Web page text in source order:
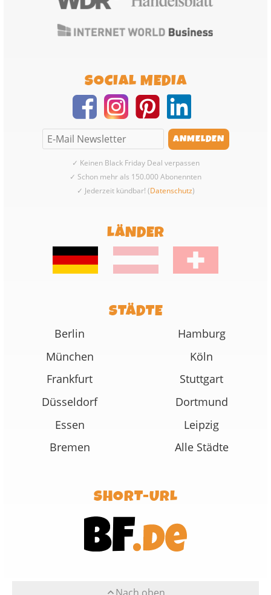
SOCIAL MEDIA
✓ Keinen Black Friday Deal verpassen
✓ Schon mehr als 150.000 Abonennten
✓ Jederzeit kündbar! (Datenschutz)
LÄNDER
STÄDTE
Berlin
Hamburg
München
Köln
Frankfurt
Stuttgart
Düsseldorf
Dortmund
Essen
Leipzig
Bremen
Alle Städte
SHORT-URL